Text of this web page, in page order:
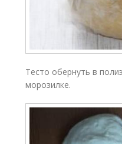
Тесто обернуть в
морозилке.